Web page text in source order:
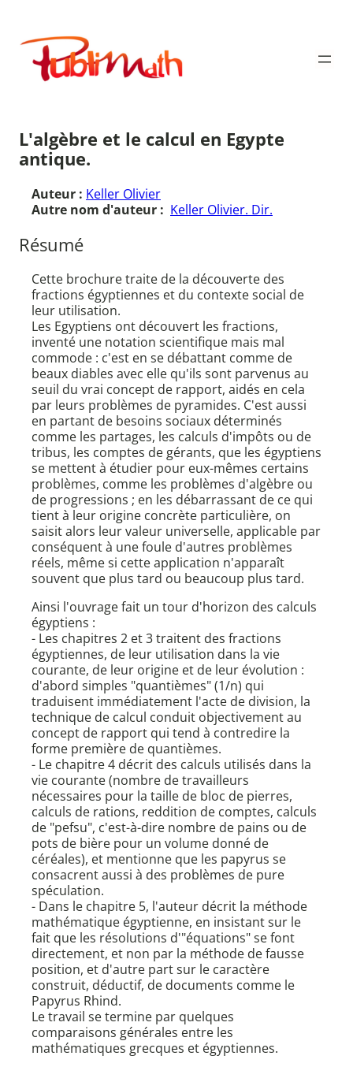
contenu
Publimath
L'algèbre et le calcul en Egypte
antique.
Auteur : Keller Olivier
Autre nom d'auteur : Keller Olivier. Dir.
Résumé
Cette brochure traite de la découverte des
fractions égyptiennes et du contexte social de
leur utilisation.
Les Egyptiens ont découvert les fractions,
inventé une notation scientifique mais mal
commode : c'est en se débattant comme de
beaux diables avec elle qu'ils sont parvenus au
seuil du vrai concept de rapport, aidés en cela
par leurs problèmes de pyramides. C'est aussi
en partant de besoins sociaux déterminés
comme les partages, les calculs d'impôts ou de
tribus, les comptes de gérants, que les égyptiens
se mettent à étudier pour eux-mêmes certains
problèmes, comme les problèmes d'algèbre ou
de progressions ; en les débarrassant de ce qui
tient à leur origine concrète particulière, on
saisit alors leur valeur universelle, applicable par
conséquent à une foule d'autres problèmes
réels, même si cette application n'apparaît
souvent que plus tard ou beaucoup plus tard.
Ainsi l'ouvrage fait un tour d'horizon des calculs
égyptiens :
- Les chapitres 2 et 3 traitent des fractions
égyptiennes, de leur utilisation dans la vie
courante, de leur origine et de leur évolution :
d'abord simples "quantièmes" (1/n) qui
traduisent immédiatement l'acte de division, la
technique de calcul conduit objectivement au
concept de rapport qui tend à contredire la
forme première de quantièmes.
- Le chapitre 4 décrit des calculs utilisés dans la
vie courante (nombre de travailleurs
nécessaires pour la taille de bloc de pierres,
calculs de rations, reddition de comptes, calculs
de "pefsu", c'est-à-dire nombre de pains ou de
pots de bière pour un volume donné de
céréales), et mentionne que les papyrus se
consacrent aussi à des problèmes de pure
spéculation.
- Dans le chapitre 5, l'auteur décrit la méthode
mathématique égyptienne, en insistant sur le
fait que les résolutions d'"équations" se font
directement, et non par la méthode de fausse
position, et d'autre part sur le caractère
construit, déductif, de documents comme le
Papyrus Rhind.
Le travail se termine par quelques
comparaisons générales entre les
mathématiques grecques et égyptiennes.